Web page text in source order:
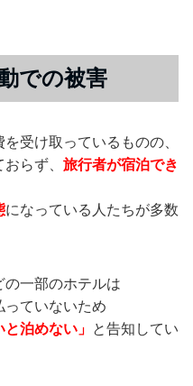
での被害
受け取っているものの、
らず、 旅行者が宿泊でき
になっている人たちが多数
一部のホテルは
ていないため
泊めない」 と告知してい